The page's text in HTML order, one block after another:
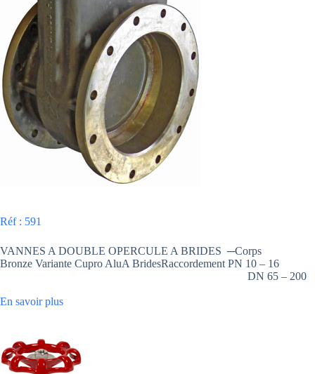
Réf : 591
VANNES A DOUBLE OPERCULE A BRIDES ─Corps
Bronze Variante Cupro AluA BridesRaccordement PN 10 – 16
DN 65 – 200
En savoir plus